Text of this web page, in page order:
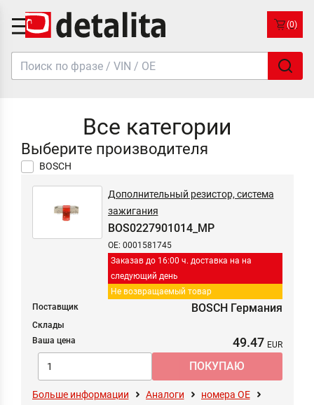
(0)
Все категории
Выберите производителя
BOSCH
Заказав до 16:00 ч. доставка на на
следующий день
Не возвращаемый товар
Дополнительный резистор, система
зажигания
BOS0227901014_MP
OE: 0001581745
Поставщик BOSCH Германия
Склады
Ваша цена
49.47
Больше информации Аналоги
номера ОЕ